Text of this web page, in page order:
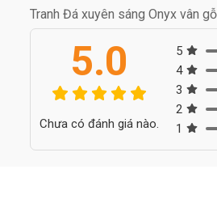
Tranh đá tự nhiên bền bỉ cùng
như: gỗ, sơn, nhựa,… thông
về lâu dài cũng như ưu điểm mà
Nếu như các chất liệu sơn, gỗ,
mỹ, tốn thời gian và tiền bạc để
Ngoài ra, tranh đá tự nhiên dễ
đẹp như mới.
Tranh đá đơn tấm sử dụng chất
Tranh Đá xuyên sáng Onyx vân gỗ
5.0
Chưa có đánh giá nào.
5
4
3
2
1